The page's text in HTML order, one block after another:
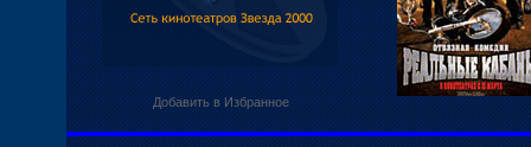
Добавить в Избранное